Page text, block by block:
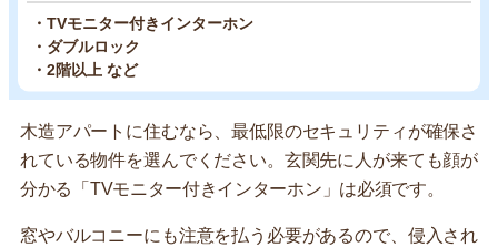
・TVモニター付きインターホン
・ダブルロック
・2階以上 など
木造アパートに住むなら、最低限のセキュリティが確保さ
れている物件を選んでください。玄関先に人が来ても顔が
分かる「TVモニター付きインターホン」は必須です。
窓やバルコニーにも注意を払う必要があるので、侵入され